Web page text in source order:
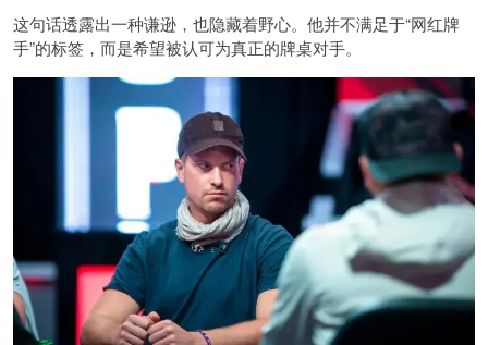
这句话透露出一种谦逊，也隐藏着野心。他并不满足于“网红牌
手”的标签，而是希望被认可为真正的牌桌对手。